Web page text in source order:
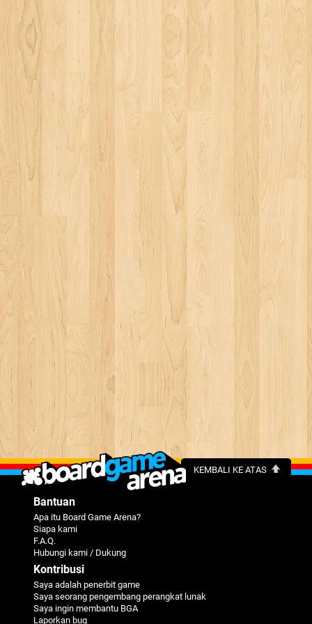
KEMBALI KE ATAS
Bantuan
Apa itu Board Game Arena?
Siapa kami
F.A.Q.
Hubungi kami / Dukung
Kontribusi
Saya adalah penerbit game
Saya seorang pengembang perangkat lunak
Saya ingin membantu BGA
Laporkan bug